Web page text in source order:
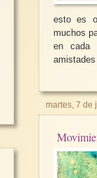
esto es
muchos
en cada
martes, 7 de